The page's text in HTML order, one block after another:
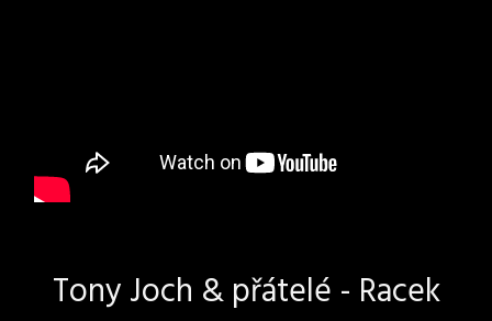
Tony Joch & přátelé - Racek